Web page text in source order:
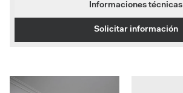
Informaciones técnicas
Solicitar información